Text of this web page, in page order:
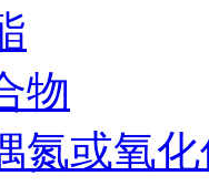
物
氮或氧